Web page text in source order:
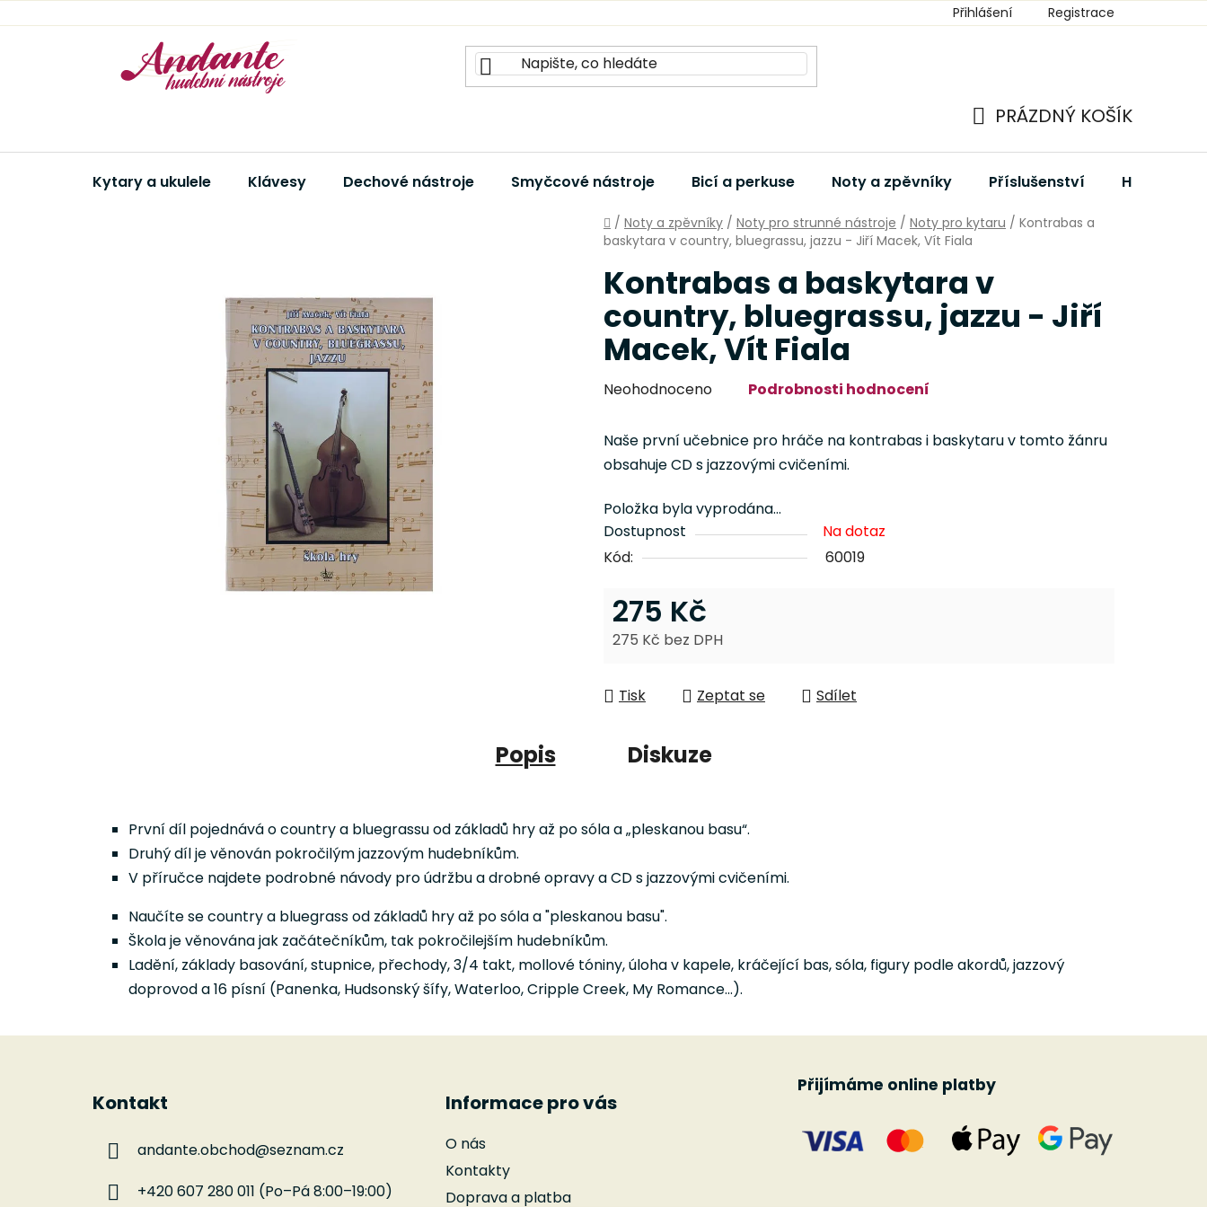
na
Přihlášení Registrace
KOŠÍK
PRÁZDNÝ KOŠÍK
Kytary a ukulele Klávesy Dechové nástroje Smyčcové nástroje Bicí a perkuse Noty a zpěvníky Příslušenství Hudební
Domů
/ Noty a zpěvníky / Noty pro strunné nástroje / Noty pro kytaru / Kontrabas a
baskytara v country, bluegrassu, jazzu - Jiří Macek, Vít Fiala
Kontrabas a baskytara v
country, bluegrassu, jazzu - Jiří
Macek, Vít Fiala
Průměrné
produktu
je
z
5
hvězdiček.
Neohodnoceno Podrobnosti hodnocení
Naše první učebnice pro hráče na kontrabas i baskytaru v tomto žánru
obsahuje CD s jazzovými cvičeními.
Položka byla vyprodána…
Dostupnost
Na dotaz
Kód:
60019
275 Kč
275 Kč bez DPH
Tisk
Zeptat se Sdílet
Popis Diskuze
První díl pojednává o country a bluegrassu od základů hry až po sóla a „pleskanou basu“.
Druhý díl je věnován pokročilým jazzovým hudebníkům.
V příručce najdete podrobné návody pro údržbu a drobné opravy a CD s jazzovými cvičeními.
Naučíte se country a bluegrass od základů hry až po sóla a "pleskanou basu".
Škola je věnována jak začátečníkům, tak pokročilejším hudebníkům.
Ladění, základy basování, stupnice, přechody, 3/4 takt, mollové tóniny, úloha v kapele, kráčející bas, sóla, figury podle akordů, jazzový
doprovod a 16 písní (Panenka, Hudsonský šífy, Waterloo, Cripple Creek, My Romance...).
Kontakt
andante.obchod@seznam.cz
+420 607 280 011 (Po–Pá 8:00–19:00)
Informace pro vás
O nás
Kontakty
Doprava a platba
Přijímáme online platby